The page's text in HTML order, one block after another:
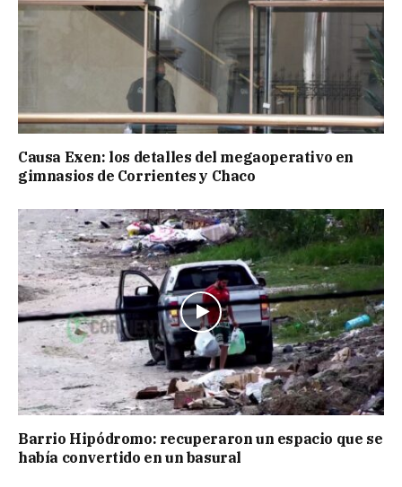
Causa Exen: los detalles del megaoperativo en
gimnasios de Corrientes y Chaco
Barrio Hipódromo: recuperaron un espacio que se
había convertido en un basural